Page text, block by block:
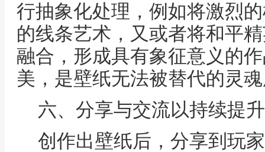
行抽象化处理，例如将激烈
的线条艺术，又或者将和平
融合，形成具有象征意义的
美，是壁纸无法被替代的灵
六、分享与交流以持续提升
创作出壁纸后，分享到玩